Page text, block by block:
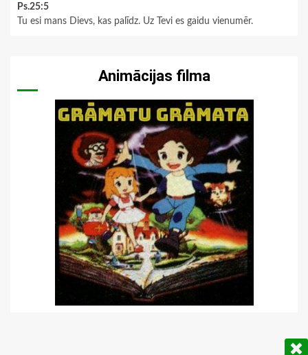
Ps.25:5
Tu esi mans Dievs, kas palīdz. Uz Tevi es gaidu vienumēr.
Animācijas filma